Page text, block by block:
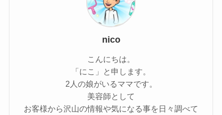
nico
こんにちは。
「にこ」と申します。
2人の娘がいるママです。
美容師として
お客様から沢山の情報や気になる事を日々調べて